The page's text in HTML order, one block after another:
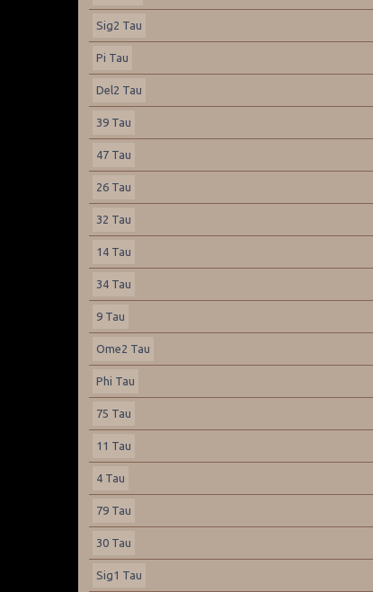
Sig2 Tau
Pi Tau
Del2 Tau
39 Tau
47 Tau
26 Tau
32 Tau
14 Tau
34 Tau
9 Tau
Ome2 Tau
Phi Tau
75 Tau
11 Tau
4 Tau
79 Tau
30 Tau
Sig1 Tau